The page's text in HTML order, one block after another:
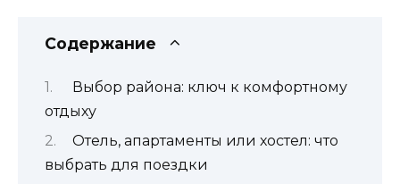
Содержание
Выбор района: ключ к комфортному
отдыху
Отель, апартаменты или хостел: что
выбрать для поездки